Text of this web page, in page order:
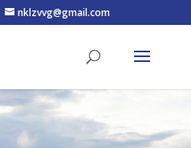
nklzvvg@gmail.com